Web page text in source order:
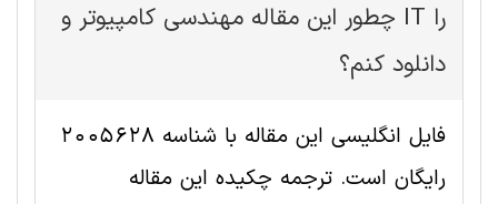
چطور این مقاله مهندسی کامپیوتر و IT را
دانلود کنم؟
فایل انگلیسی این مقاله با شناسه 2005628
رایگان است. ترجمه چکیده این مقاله